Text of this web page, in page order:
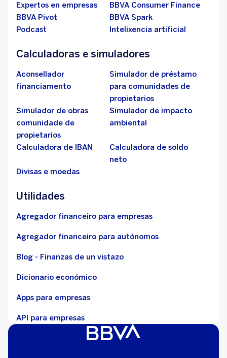
Expertos en empresas
BBVA Consumer Finance
BBVA Pivot
BBVA Spark
Podcast
Intelixencia artificial
Calculadoras e simuladores
Aconsellador
financiamento
Simulador de préstamo
para comunidades de
propietarios
Simulador de obras
comunidade de
propietarios
Simulador de impacto
ambiental
Calculadora de IBAN
Calculadora de soldo
neto
Divisas e moedas
Utilidades
Agregador financeiro para empresas
Agregador financeiro para autónomos
Blog - Finanzas de un vistazo
Dicionario económico
Apps para empresas
API para empresas